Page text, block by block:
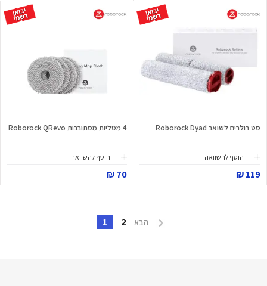
סט רולרים לשואב Roborock Dyad
הוסף להשוואה
119 ₪
4 מטליות מסתובבות Roborock QRevo
הוסף להשוואה
70 ₪
הבא 2
1